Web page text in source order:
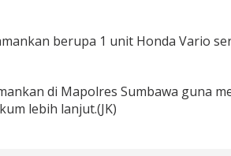
berupa 1 unit Honda Vario
di Mapolres Sumbawa guna
lebih lanjut.(JK)